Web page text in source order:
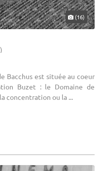
(16)
Bacchus est située au coeur
Buzet : le Domaine de
concentration ou la ...